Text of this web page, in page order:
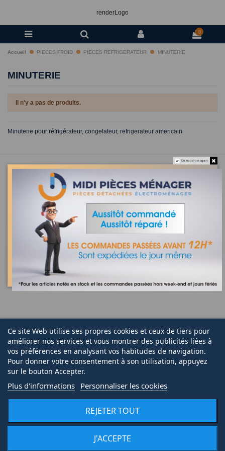
renderLogo
0
Accueil PIECES FROID PIECES REFRIGERATEUR MINUTERIE
MINUTERIE
Il n'y a pas de produits.
Minuterie pour réfrigérateur, congelateur, refrigerateur americain
INFORMATIONS
NOUS CONTACTER
Ce site Web utilise ses propres cookies et ceux de tiers pour
améliorer nos services et vous montrer des publicités liées à
vos préférences en analysant vos habitudes de navigation.
Pour donner votre consentement à son utilisation, appuyez
sur le bouton Accepter.
Plus d'informations Personnaliser les cookies
REJETER TOUT
J'ACCEPTE
© 2020 | Midi Pièce Ménager |
Do not show again.